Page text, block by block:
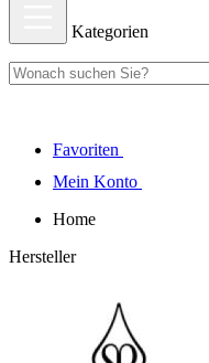
Kategorien
Favoriten
Mein Konto
Home
Hersteller